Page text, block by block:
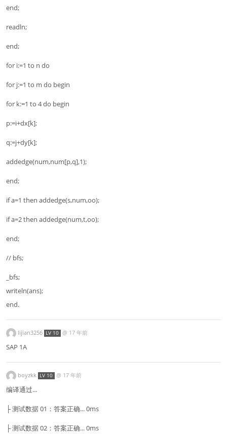
end;
readln;
end;
for i:=1 to n do
for j:=1 to m do begin
for k:=1 to 4 do begin
p:=i+dx[k];
q:=j+dy[k];
addedge(num,num[p,q],1);
end;
if a=1 then addedge(s,num,oo);
if a=2 then addedge(num,t,oo);
end;
// bfs;
_bfs;
writeln(ans);
end.
lijian3256 LV 10 @ 17 年前
SAP 1A
boyzkk LV 10 @ 17 年前
编译通过...
├ 测试数据 01：答案正确... 0ms
├ 测试数据 02：答案正确... 0ms